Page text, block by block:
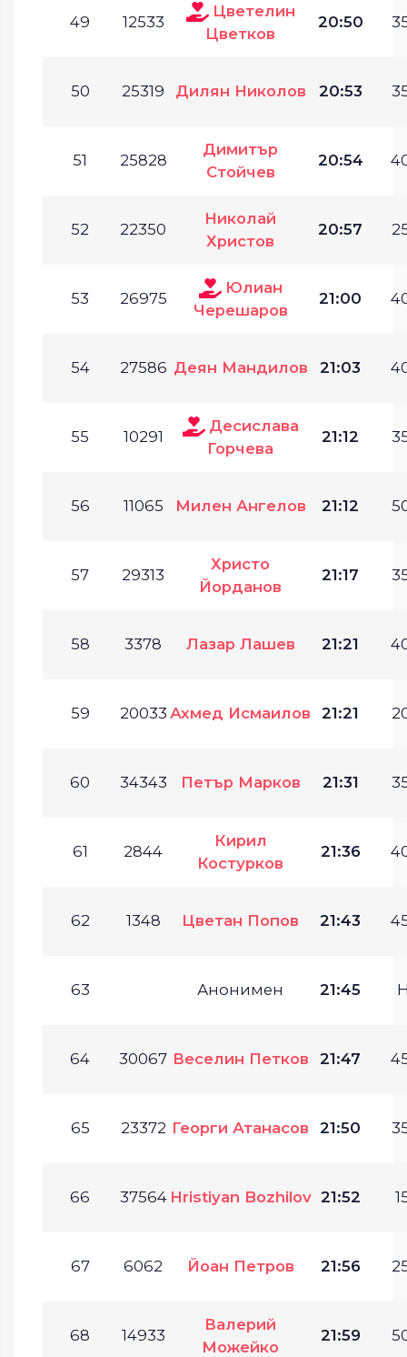
49 12533
Цветелин
Цветков
20:50
50 25319 Дилян Николов 20:53
51 25828
Димитър
Стойчев
20:54
52 22350
Николай
Христов
20:57
53 26975
Юлиан
Черешаров
21:00
54 27586 Деян Мандилов 21:03
55 10291
Десислава
Горчева
21:12
56 11065 Милен Ангелов 21:12
57 29313
Христо
Йорданов
21:17
58 3378 Лазар Лашев 21:21
59 20033 Ахмед Исмаилов 21:21
60 34343 Петър Марков 21:31
61 2844
Кирил
Костурков
21:36
62 1348 Цветан Попов 21:43
63 Анонимен 21:45
64 30067 Веселин Петков 21:47
65 23372 Георги Атанасов 21:50
66 37564 Hristiyan Bozhilov 21:52
67 6062 Йоан Петров 21:56
68 14933
Валерий
Можейко
21:59